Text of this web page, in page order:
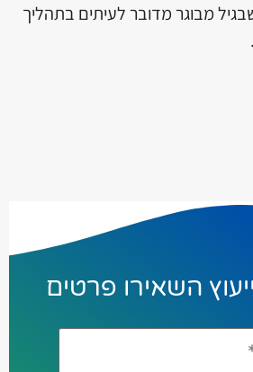
מבוגר מדובר לעיתים בתהליך
השאירו פרטים